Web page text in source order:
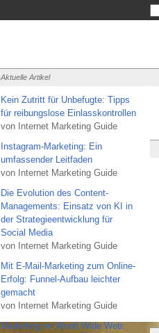
Aktuelle Artikel
Kein Zutritt für Unbefugte: Tipps
für reibungslose Einlasskontrollen
von Internet Marketing Guide
Instagram-Marketing: Ein
umfassender Leitfaden
von Internet Marketing Guide
Die Evolution des Content-
Managements: Einsatz von KI in
der Strategieentwicklung für
Social Media
von Internet Marketing Guide
Mit E-Mail-Marketing zum Online-
Erfolg: Funnel-Aufbau leichter
gemacht
von Internet Marketing Guide
Marketing im World Wide Web: